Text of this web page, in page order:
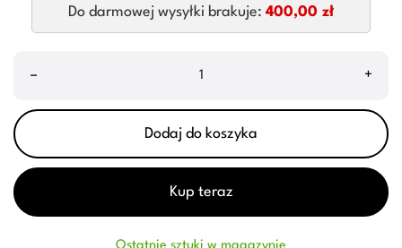
Do darmowej wysyłki brakuje: 400,00 zł
– +
Dodaj do koszyka
Kup teraz